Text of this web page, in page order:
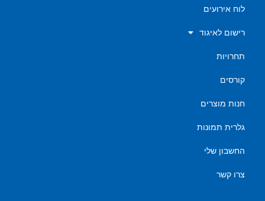
לוח אירועים
רישום לאיגוד
תחרויות
קורסים
חנות מוצרים
גלרית תמונות
החשבון שלי
צרו קשר